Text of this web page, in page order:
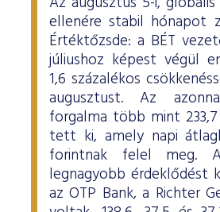
ellenére stabil hónapot
Értéktőzsde: a BÉT
júliushoz képest végül
1,6 százalékos
augusztust. Az
forgalma több mint
tett ki, amely napi
forintnak felel meg.
legnagyobb érdeklődést
az OTP Bank, a Richter